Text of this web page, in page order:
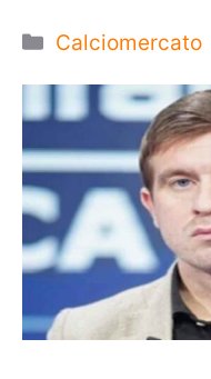
Categorie
Calciomercato